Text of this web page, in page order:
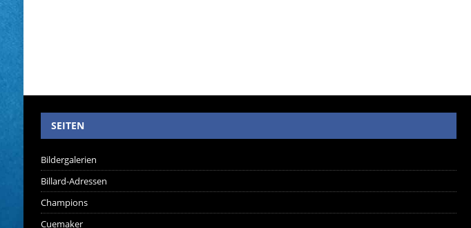
SEITEN
Bildergalerien
Billard-Adressen
Champions
Cuemaker